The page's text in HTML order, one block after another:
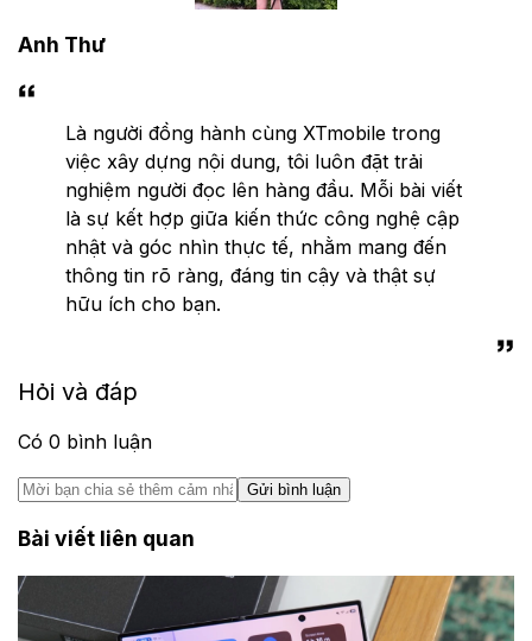
Anh Thư
Là người đồng hành cùng XTmobile trong
việc xây dựng nội dung, tôi luôn đặt trải
nghiệm người đọc lên hàng đầu. Mỗi bài viết
là sự kết hợp giữa kiến thức công nghệ cập
nhật và góc nhìn thực tế, nhằm mang đến
thông tin rõ ràng, đáng tin cậy và thật sự
hữu ích cho bạn.
Hỏi và đáp
Có 0 bình luận
Gửi bình luận
Bài viết liên quan